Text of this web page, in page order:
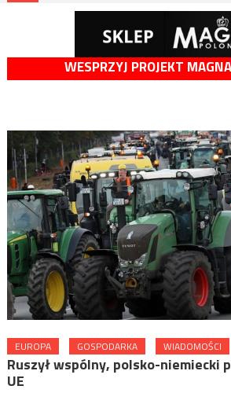
WESPRZYJ PROJEKT
EUROPA GOSPODARKA WIADOMOŚCI
Ruszył wspólny, polsko-niemiecki
UE